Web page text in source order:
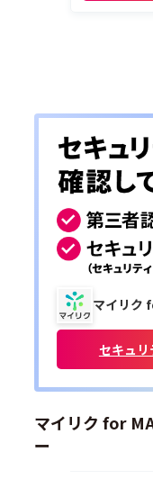
マイリク
セキュリ
マイリク for
ー